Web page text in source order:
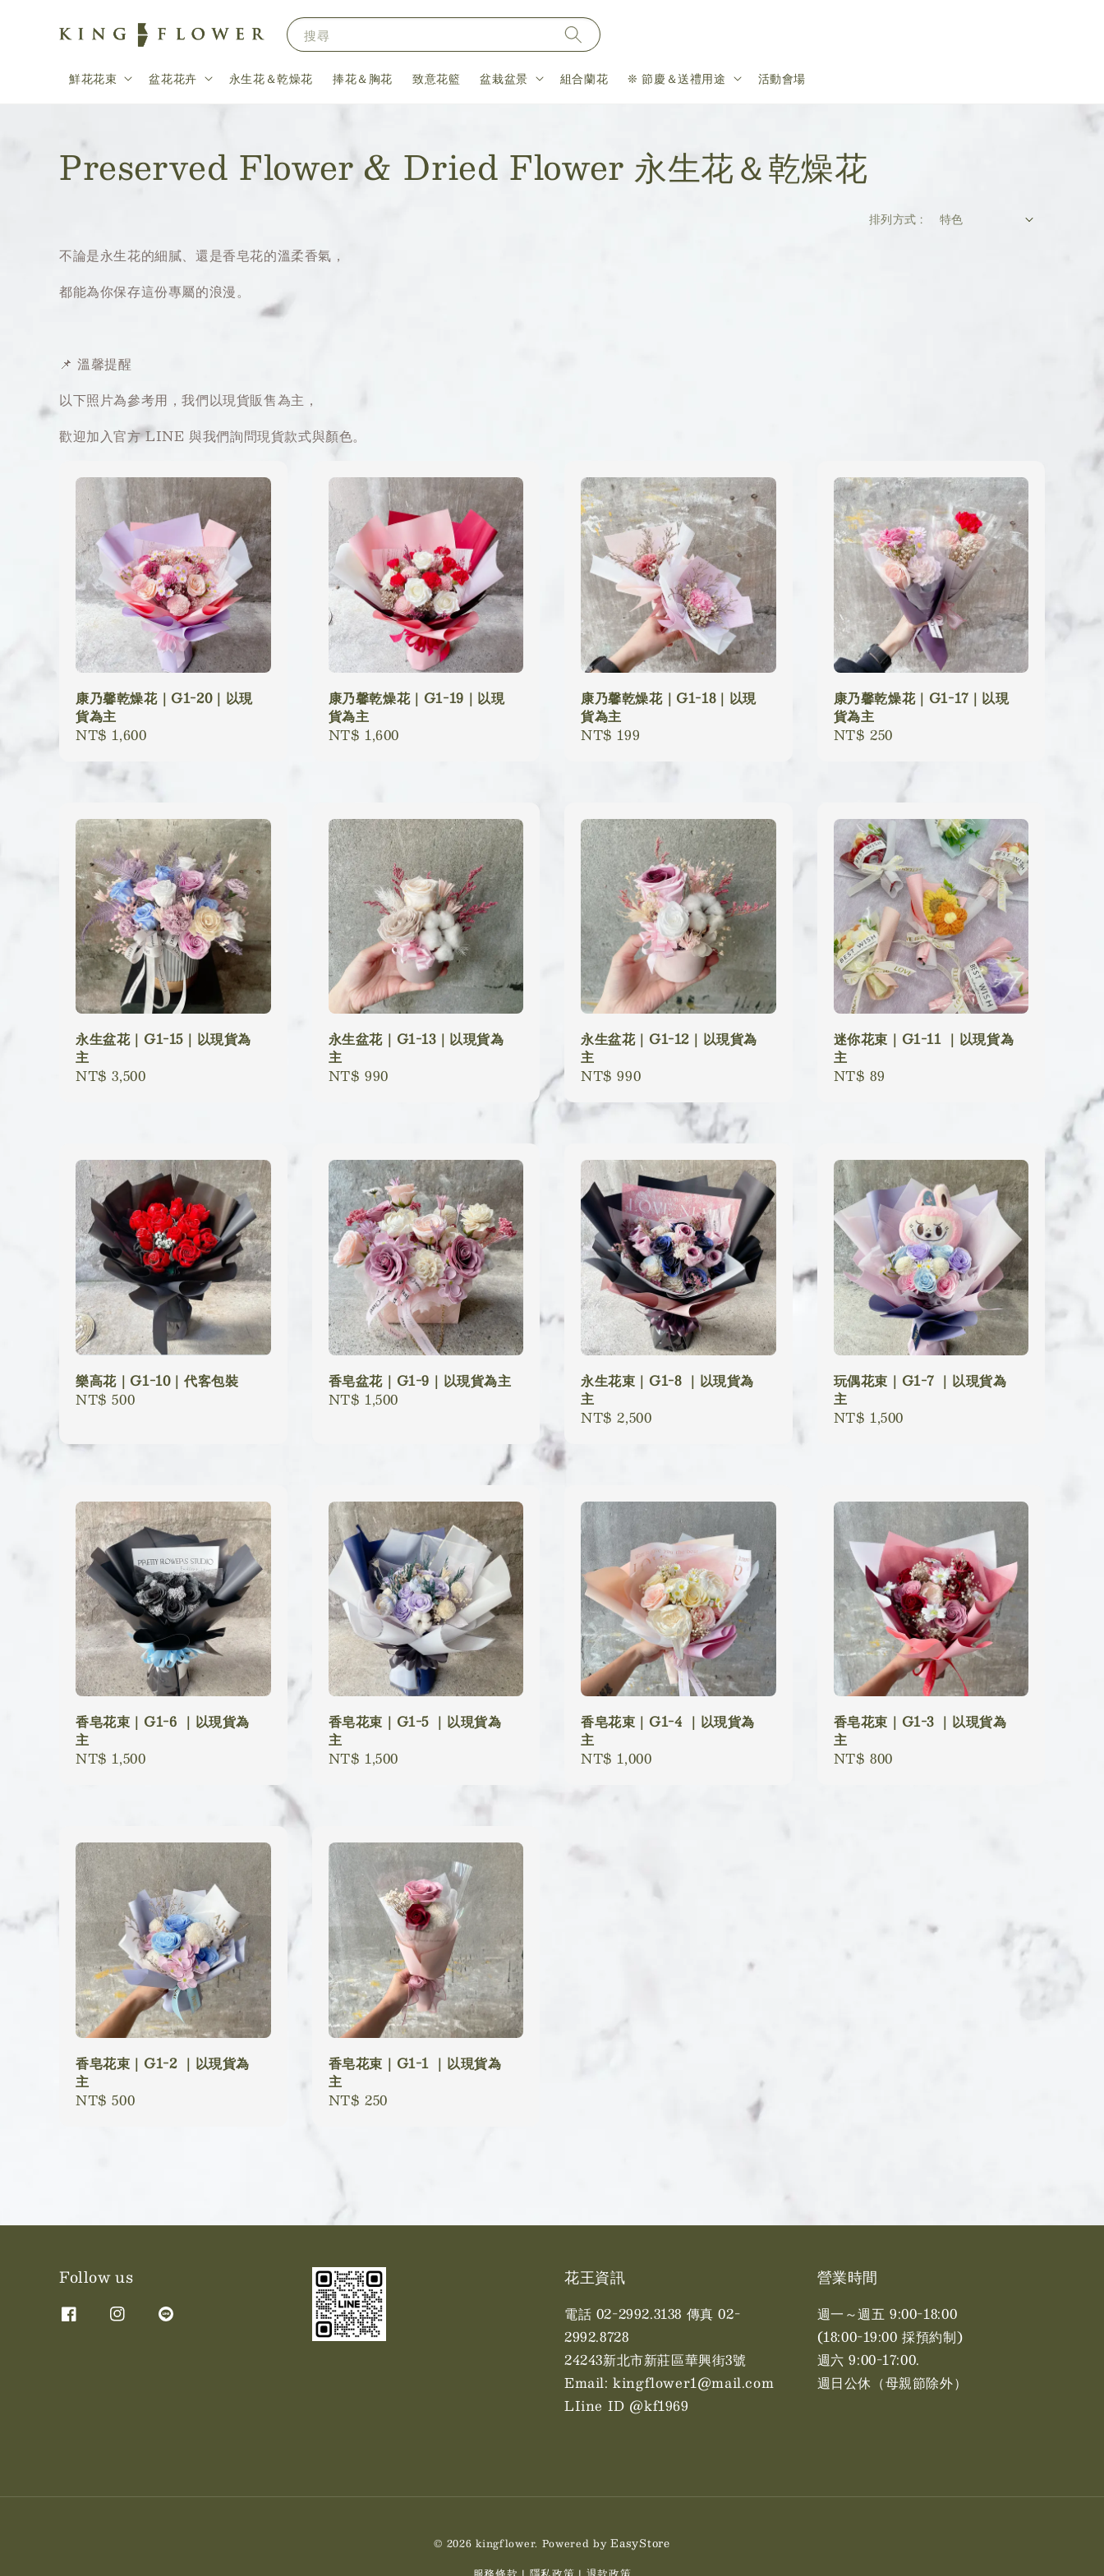
搜尋
鮮花花束 盆花花卉 永生花＆乾燥花 捧花＆胸花 致意花籃 盆栽盆景 組合蘭花 ❊ 節慶＆送禮用途 活動會場
Preserved Flower & Dried Flower 永生花＆乾燥花
排列方式 :
不論是永生花的細膩、還是香皂花的溫柔香氣，
都能為你保存這份專屬的浪漫。
📌 溫馨提醒
以下照片為參考用，我們以現貨販售為主，
歡迎加入官方 LINE 與我們詢問現貨款式與顏色。
康乃馨乾燥花｜G1-20｜以現
貨為主
Regular
NT$ 1,600
康乃馨乾燥花｜G1-19｜以現
貨為主
Regular
NT$ 1,600
康乃馨乾燥花｜G1-18｜以現
貨為主
Regular
NT$ 199
康乃馨乾燥花｜G1-17｜以現
貨為主
Regular
NT$ 250
永生盆花｜G1-15｜以現貨為
主
Regular
NT$ 3,500
永生盆花｜G1-13｜以現貨為
主
Regular
NT$ 990
永生盆花｜G1-12｜以現貨為
主
Regular
NT$ 990
迷你花束｜G1-11 ｜以現貨為
主
Regular
NT$ 89
樂高花｜G1-10｜代客包裝
Regular
NT$ 500
香皂盆花｜G1-9｜以現貨為主
Regular
NT$ 1,500
永生花束｜G1-8 ｜以現貨為
主
Regular
NT$ 2,500
玩偶花束｜G1-7 ｜以現貨為
主
Regular
NT$ 1,500
香皂花束｜G1-6 ｜以現貨為
主
Regular
NT$ 1,500
香皂花束｜G1-5 ｜以現貨為
主
Regular
NT$ 1,500
香皂花束｜G1-4 ｜以現貨為
主
Regular
NT$ 1,000
香皂花束｜G1-3 ｜以現貨為
主
Regular
NT$ 800
香皂花束｜G1-2 ｜以現貨為
主
Regular
NT$ 500
香皂花束｜G1-1 ｜以現貨為
主
Regular
NT$ 250
Follow us 花王資訊
電話 02-2992.3138 傳真 02-
2992.8728
24243新北市新莊區華興街3號
Email: kingflower1@mail.com
LIine ID @kf1969
營業時間
週一～週五 9:00-18:00
(18:00-19:00 採預約制)
週六 9:00-17:00. ​​
週日公休（母親節除外）
© 2026 kingflower. Powered byEasyStore